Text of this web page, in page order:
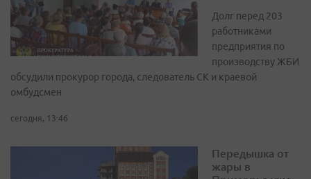
Долг перед 203
работниками
предприятия по
производству ЖБИ
обсудили прокурор города, следователь СК и краевой
омбудсмен
сегодня, 13:46
Передышка от
жары в